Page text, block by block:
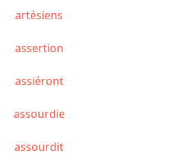
artésiens
assertion
assiéront
assourdie
assourdit